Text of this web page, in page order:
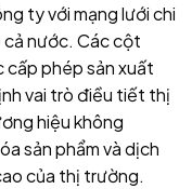
ty với mạng lưới chi
cả nước. Các cột
phép sản xuất
vai trò điều tiết thị
hiệukhông
sản phẩm và dịch
của thị trường.